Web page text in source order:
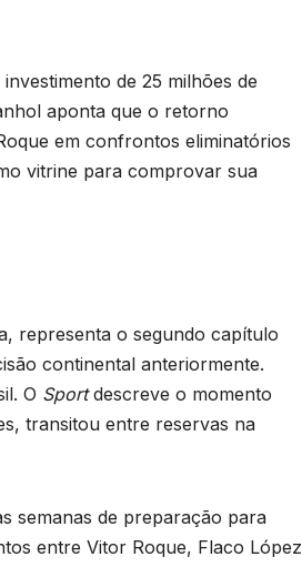
de 25 milhões de
aponta que o retorno
em confrontos eliminatórios
vitrine para comprovar sua
representa o segundo capítulo
continental anteriormente.
O Sportdescreve o momento
transitou entre reservas na
semanas de preparação para
entre Vitor Roque, Flaco López